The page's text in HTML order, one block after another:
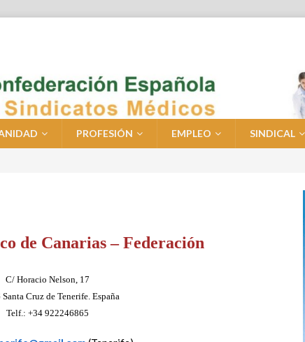
PROFESIÓN EMPLEO SINDICAL
de Canarias – Federación
C/ Horacio Nelson, 17
Cruz de Tenerife. España
Telf.: +34 922246865